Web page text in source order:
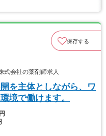
保存する
会社の薬剤師求人
を主体としながら、ワ
境で働けます。